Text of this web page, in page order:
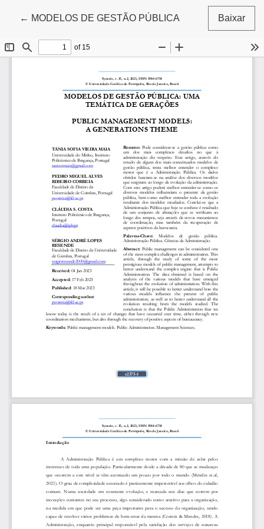
← Voltar aos Detalhes do Artigo
MODELOS DE GESTÃO PÚBLICA Baixar